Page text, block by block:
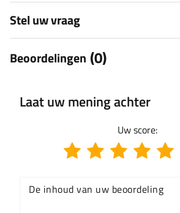
Stel uw vraag
Beoordelingen (0)
Laat uw mening achter
Uw score:
De inhoud van uw beoordeling